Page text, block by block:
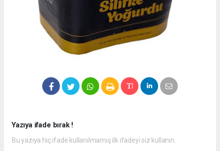
Yazıya ifade bırak !
Bu yazıya hiç ifade kullanılmamış ilk ifadeyi siz kullanın.